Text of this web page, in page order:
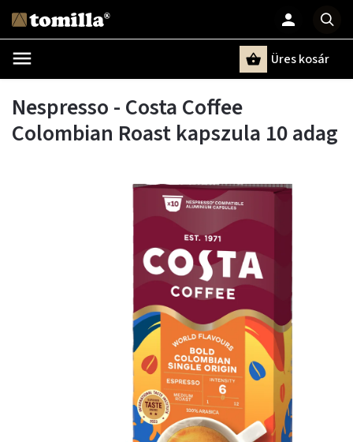
Üres kosár
Nespresso - Costa Coffee
Colombian Roast kapszula 10 adag